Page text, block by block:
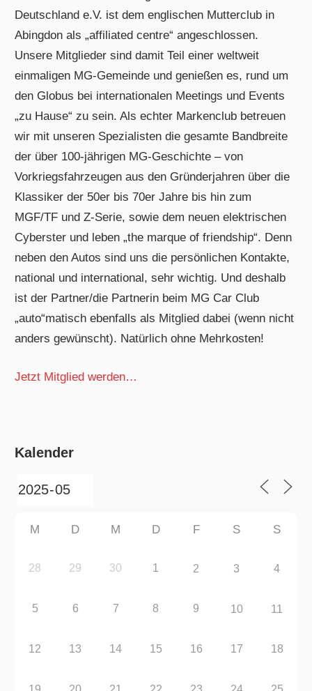
Deutschland e.V. ist dem englischen Mutterclub in
Abingdon als „affiliated centre“ angeschlossen.
Unsere Mitglieder sind damit Teil einer weltweit
einmaligen MG-Gemeinde und genießen es, rund um
den Globus bei internationalen Meetings und Events
„zu Hause“ zu sein. Als echter Markenclub betreuen
wir mit unseren Spezialisten die gesamte Bandbreite
der über 100-jährigen MG-Geschichte – von
Vorkriegsfahrzeugen aus den Gründerjahren über die
Klassiker der 50er bis 70er Jahre bis hin zum
MGF/TF und Z-Serie, sowie dem neuen elektrischen
Cyberster und leben „the marque of friendship“. Denn
neben den Autos sind uns die persönlichen Kontakte,
national und international, sehr wichtig. Und deshalb
ist der Partner/die Partnerin beim MG Car Club
„auto“matisch ebenfalls als Mitglied dabei (wenn nicht
anders gewünscht). Natürlich ohne Mehrkosten!
Jetzt Mitglied werden…
Kalender
M D M D F S S
28 29 30 1 2 3 4
5 6 7 8 9 10 11
12 13 14 15 16 17 18